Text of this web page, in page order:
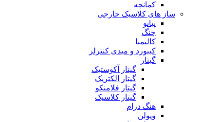
کمانچه
ساز های کلاسیک خارجی
پیانو
چنگ
کالیمبا
کیبورد و میدی کنترلر
گیتار
گیتار آکوستیک
گیتار الکتریک
گیتار فلامنکو
گیتار کلاسیک
هنگ درام
ویولن